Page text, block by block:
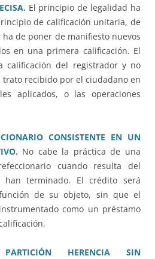
El principio de legalidad ha
de calificación unitaria, de
de poner de manifiesto nuevos
en una primera calificación. El
calificación del registrador y no
trato recibido por el ciudadano en
aplicados, o las operaciones
CONSISTENTE EN UN
No cabe la práctica de una
cuando resulta del
terminado. El crédito será
de su objeto, sin que el
como un préstamo
HERENCIA SIN